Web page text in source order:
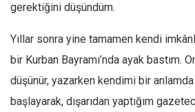
Asya
Afrika
İslam Dünyası
Amerika
Avustralya
gerektiğini düşündüm.
Yıllar sonra yine tamamen kendi
bir Kurban Bayramı’nda ayak bastım.
düşünür, yazarken kendimi bir
başlayarak, dışarıdan yaptığım